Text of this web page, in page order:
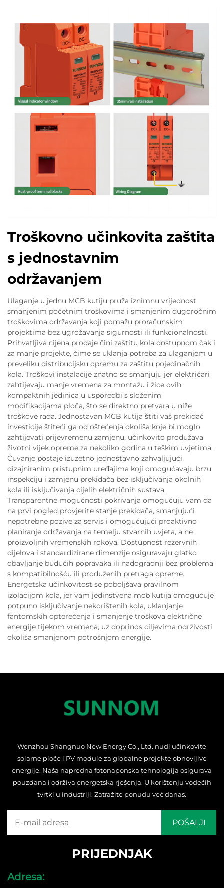
Troškovno učinkovita zaštita
s jednostavnim
održavanjem
Ulaganje u jednu MCB kutiju pruža iznimnu vrijednost
smanjenim početnim troškovima i smanjenim dugoročnim
troškovima održavanja koji pomažu proračunskim
projektima bez ugrožavanja sigurnosti ili funkcionalnosti.
Prihvatljiva cijena prodaje čini zaštitu kola dostupnom čak i
za manje projekte, čime se uklanja potreba za ulaganjem u
preveliku distribucijsku opremu za zaštitu pojedinačnih
kola. Troškovi instalacije znatno se smanjuju jer električari
zahtijevaju manje vremena za montažu i žice ovih
kompaktnih jedinica u usporedbi s složenim
modifikacijama ploča, što se direktno pretvara u niže
troškove rada. Jednostavan MCB kutija štiti vaš prekidač
investicije štiteći ga od oštećenja okoliša koje bi moglo
zahtijevati prijevremenu zamjenu, učinkovito produžava
životni vijek opreme za nekoliko godina u teškim uvjetima.
Čuvanje postaje izuzetno jednostavno zahvaljujući
dizajniranim pristupnim uređajima koji omogućavaju brzu
inspekciju i zamjenu prekidača bez isključivanja okolnih
kola ili isključivanja cijelih električnih sustava.
Transparentne mogućnosti pokrivanja omogućuju vam da
na prvi pogled provjerite stanje prekidača, smanjujući
nepotrebne pozive za servis i omogućujući proaktivno
planiranje održavanja na temelju stvarnih uvjeta, a ne
proizvoljnih vremenskih rokova. Dostupnost rezervnih
dijelova i standardizirane dimenzije osiguravaju glatko
obavljanje budućih popravaka ili nadogradnji bez problema
s kompatibilnošću ili produženih pretraga opreme.
Energetska učinkovitost se poboljšava pravilnom
izolacijom kola, jer vam jedinstvena mcb kutija omogućuje
potpuno isključivanje nekorištenih kola, uklanjanje
fantomskih opterećenja i smanjenje troškova električne
energije tijekom vremena, uz doprinos ciljevima održivosti
okoliša smanjenom potrošnjom energije.
Wenzhou Shangnuo New Energy Co., Ltd. nudi učinkovite
solarne ploče i PV module za globalne projekte obnovljive
energije. Naša napredna fotonaponska tehnologija osigurava
pouzdana i održiva energetska rješenja. U korištenju vodećih
tvrtki u industriji. Zatražite ponudu već danas.
PRIJEDNJAK
Adresa: